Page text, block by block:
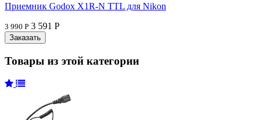
Приемник Godox X1R-N TTL для Nikon
3 990 Р 3 591 Р
Товары из этой категории